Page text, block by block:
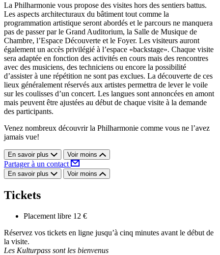
La Philharmonie vous propose des visites hors des sentiers battus.
Les aspects architecturaux du bâtiment tout comme la
programmation artistique seront abordés et le parcours ne manquera
pas de passer par le Grand Auditorium, la Salle de Musique de
Chambre, l’Espace Découverte et le Foyer. Les visiteurs auront
également un accès privilégié à l’espace «backstage». Chaque visite
sera adaptée en fonction des activités en cours mais des rencontres
avec des musiciens, des techniciens ou encore la possibilité
d’assister à une répétition ne sont pas exclues. La découverte de ces
lieux généralement réservés aux artistes permettra de lever le voile
sur les coulisses d’un concert. Les langues sont annoncées en amont
mais peuvent être ajustées au début de chaque visite à la demande
des participants.
Venez nombreux découvrir la Philharmonie comme vous ne l’avez
jamais vue!
En savoir plus Voir moins
Partager à un contact
En savoir plus Voir moins
Tickets
Placement libre 12 €
Réservez vos tickets en ligne jusqu’à cinq minutes avant le début de
la visite.
Les Kulturpass sont les bienvenus